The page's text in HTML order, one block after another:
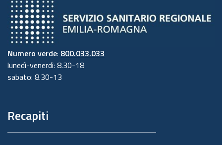
Numero verde: 800.033.033
lunedì-venerdì: 8.30-18
sabato: 8.30-13
Recapiti